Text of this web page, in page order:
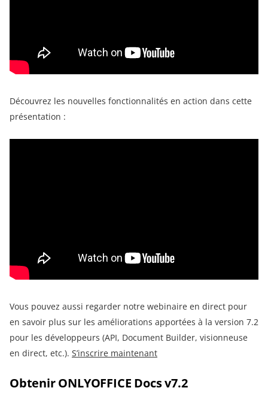
Découvrez les nouvelles fonctionnalités en action dans cette
présentation :
Vous pouvez aussi regarder notre webinaire en direct pour
en savoir plus sur les améliorations apportées à la version 7.2
pour les développeurs (API, Document Builder, visionneuse
en direct, etc.). S’inscrire maintenant
Obtenir ONLYOFFICE Docs v7.2